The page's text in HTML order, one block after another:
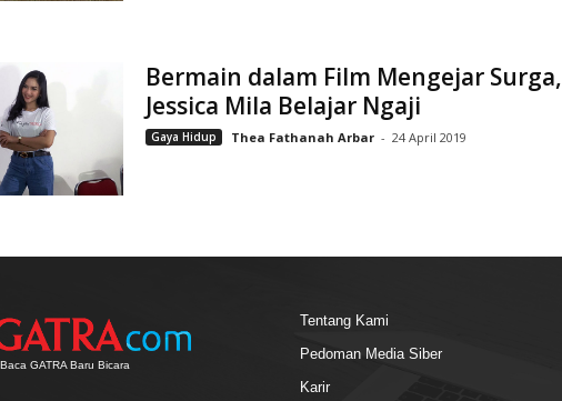
Bermain dalam Film Mengejar Surga,
Jessica Mila Belajar Ngaji
Gaya Hidup Thea Fathanah Arbar - 24 April 2019
Baca GATRA Baru Bicara
Tentang Kami
Pedoman Media Siber
Karir